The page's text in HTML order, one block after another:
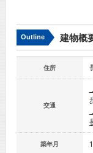
Outline 建物概
住所
交通
築年月